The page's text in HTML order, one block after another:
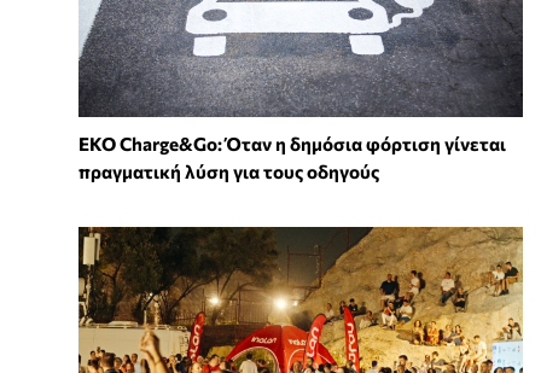
EKO Charge&Go: Όταν η δημόσια φόρτιση γίνεται
πραγματική λύση για τους οδηγούς